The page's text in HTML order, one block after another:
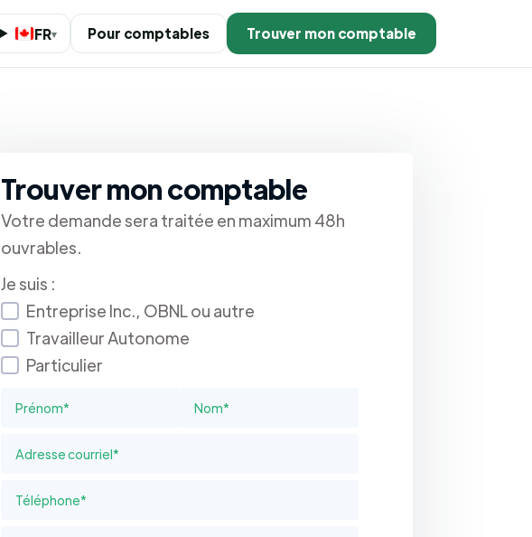
FR▾ Pour comptables Trouver mon comptable
Trouver mon comptable
Votre demande sera traitée en maximum 48h
ouvrables.
Je suis :
Entreprise Inc., OBNL ou autre
Travailleur Autonome
Particulier